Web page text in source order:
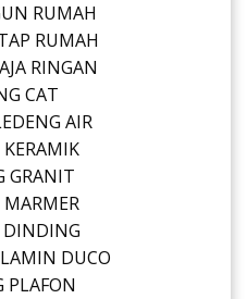
RUMAH
RUMAH
RINGAN
CAT
AIR
GRANIT
DUCO
PLAFON